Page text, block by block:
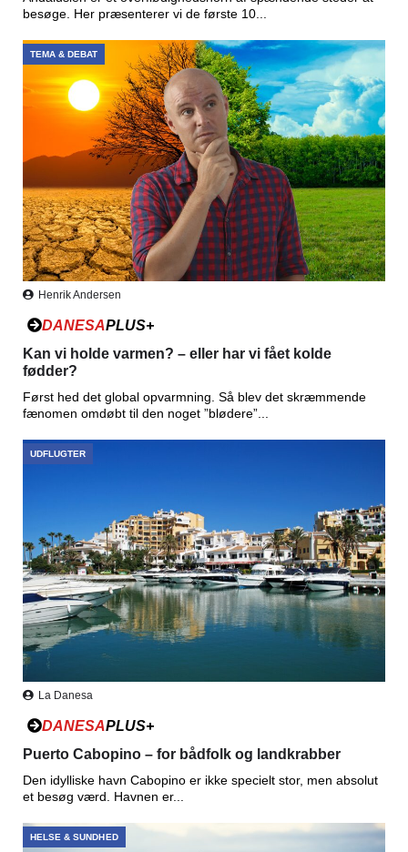
besøge. Her præsenterer vi de første 10...
TEMA & DEBAT
Henrik Andersen
DANESAPLUS+
Kan vi holde varmen? – eller har vi fået kolde
fødder?
Først hed det global opvarmning. Så blev det skræmmende
fænomen omdøbt til den noget ”blødere”...
UDFLUGTER
La Danesa
DANESAPLUS+
Puerto Cabopino – for bådfolk og landkrabber
Den idylliske havn Cabopino er ikke specielt stor, men absolut
et besøg værd. Havnen er...
HELSE & SUNDHED